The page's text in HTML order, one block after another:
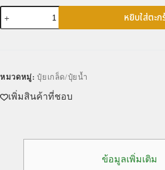
หยิบใส่ตะก
หมวดหมู่:ปุ๋ยเกล็ด/ปุ๋ยน้ำ
เพิ่มสินค้าที่ชอบ
ข้อมูลเพิ่มเติม